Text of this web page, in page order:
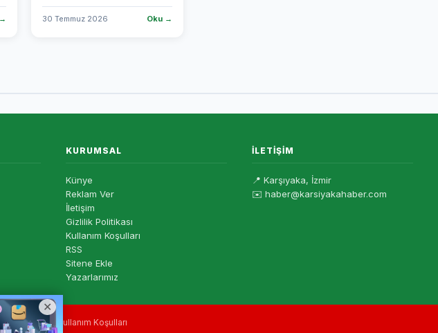
30 Temmuz 2026 Oku →
KURUMSAL
Künye
Reklam Ver
İletişim
Gizlilik Politikası
Kullanım Koşulları
RSS
Sitene Ekle
Yazarlarımız
İLETIŞIM
📍 Karşıyaka, İzmir
✉️ haber@karsiyakahaber.com
|Gizlilik| Kullanım Koşulları